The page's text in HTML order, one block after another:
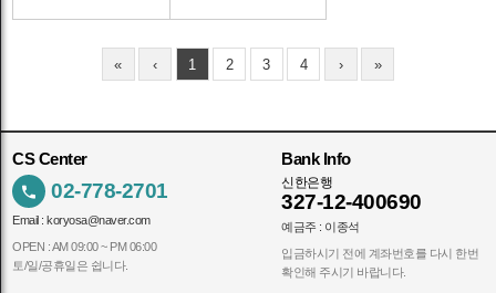
« ‹ 1 2 3 4 › »
CS Center
02-778-2701
Email :koryosa@naver.com
OPEN : AM 09:00 ~ PM 06:00
토/일/공휴일은 쉽니다.
Bank Info
신한은행
327-12-400690
예금주 : 이종석
입금하시기 전에 계좌번호를 다시 한번
확인해 주시기 바랍니다.